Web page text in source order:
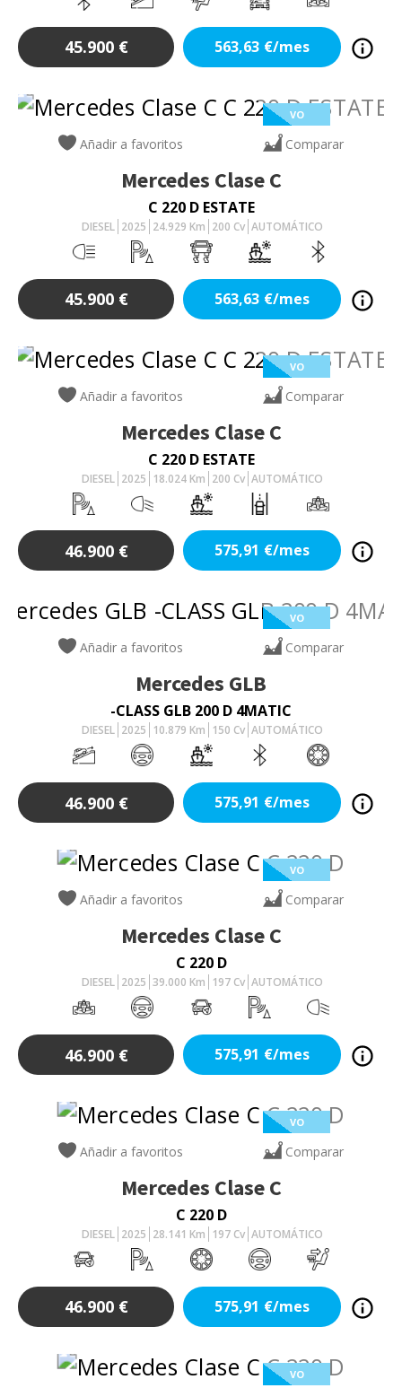
45.900 € 563,63 €/mes
VO
Añadir a favoritos Comparar
Mercedes Clase C
C 220 D ESTATE
DIESEL 2025 24.929 Km 200 Cv AUTOMÁTICO
45.900 € 563,63 €/mes
VO
Añadir a favoritos Comparar
Mercedes Clase C
C 220 D ESTATE
DIESEL 2025 18.024 Km 200 Cv AUTOMÁTICO
46.900 € 575,91 €/mes
VO
Añadir a favoritos Comparar
Mercedes GLB
-CLASS GLB 200 D 4MATIC
DIESEL 2025 10.879 Km 150 Cv AUTOMÁTICO
46.900 € 575,91 €/mes
VO
Añadir a favoritos Comparar
Mercedes Clase C
C 220 D
DIESEL 2025 39.000 Km 197 Cv AUTOMÁTICO
46.900 € 575,91 €/mes
VO
Añadir a favoritos Comparar
Mercedes Clase C
C 220 D
DIESEL 2025 28.141 Km 197 Cv AUTOMÁTICO
46.900 € 575,91 €/mes
VO